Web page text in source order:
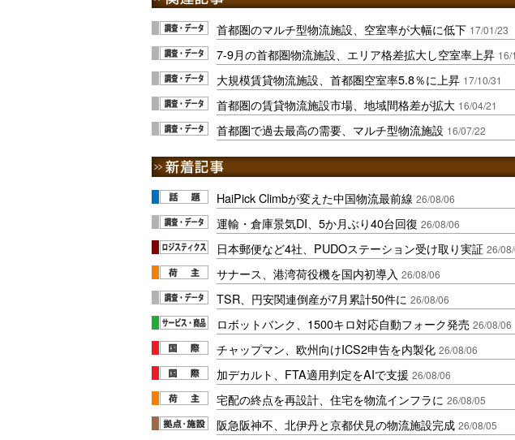
首都圏のマルチ型物流施設、空室率が大幅に低下 17/01/23
7-9月の首都圏物流施設、エリア格差拡大し空室率上昇 16/
大規模賃貸物流施設、首都圏空室率5.8％に上昇 17/10/31
首都圏の賃貸物流施設市場、地域間格差が拡大 16/04/21
首都圏で過去最高の需要、マルチ型物流施設 16/07/22
HaiPick Climbが変えた中国物流最前線 26/08/06
運輸・倉庫景気DI、5か月ぶり40台回復 26/08/06
日本郵便など4社、PUDOステーション受け取り実証 26/
サナース、港湾荷役機を国内初導入 26/08/06
TSR、円安関連倒産が7月累計50件に 26/08/06
ロボットバンク、1500キロ対応自動フォーク発売 26/08/06
チャップマン、欧州向けICS2申告を内製化 26/08/06
加デカルト、FTA適用判定をAIで支援 26/08/06
宅配の終点を再設計、住宅を物流インフラに 26/08/05
阪急阪神不、北伊丹と京都伏見の物流施設完成 26/08/05